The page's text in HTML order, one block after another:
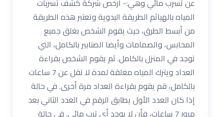
المياه بالهياثم الطريقة اليدوية وتعتبر هذه الطريقة
من أبسط الطرق، حيث يقوم الشخص بغلق جميع
المحابس، والصمامات وأيضا الصنابير بالكامل، التي
توجد في المنزل بالكامل. ثم يقوم الشخص بقراءة
العداد ويترك المياه مغلقة لمدة لا تقل عن 7 ساعات
بالكامل، قم يقوم بقراءة العداد مرة أخرى. في حالة
إذا كان العدد الأول يطابق الرقم في العدد الثاني بعد
مرور 7 ساعات، فأن لا يوجد أي ترب مائي. في حالة